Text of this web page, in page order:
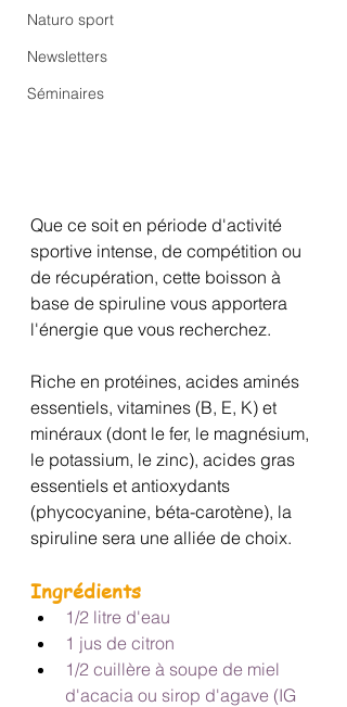
Naturo sport
Newsletters
Séminaires
Que ce soit en période d'activité
sportive intense, de compétition ou
de récupération, cette boisson à
base de spiruline vous apportera
l'énergie que vous recherchez.
Riche en protéines, acides aminés
essentiels, vitamines (B, E, K) et
minéraux (dont le fer, le magnésium,
le potassium, le zinc), acides gras
essentiels et antioxydants
(phycocyanine, béta-carotène), la
spiruline sera une alliée de choix.
Ingrédients
1/2 litre d'eau
1 jus de citron
1/2 cuillère à soupe de miel
d'acacia ou sirop d'agave (IG